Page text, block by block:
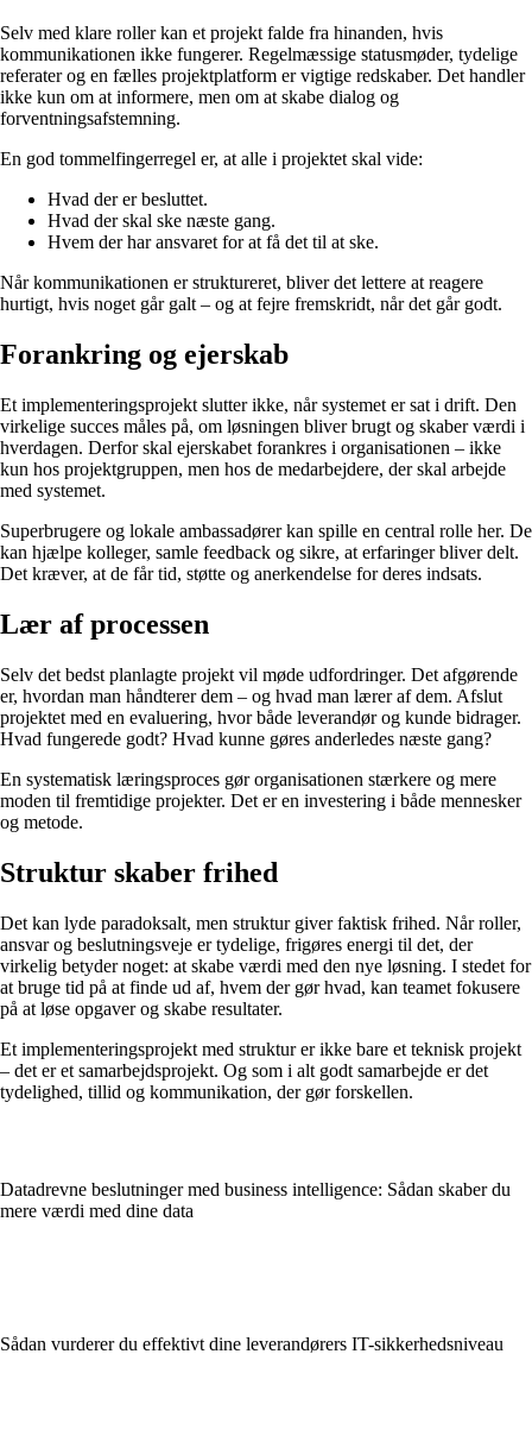
Selv med klare roller kan et projekt falde fra hinanden, hvis
kommunikationen ikke fungerer. Regelmæssige statusmøder, tydelige
referater og en fælles projektplatform er vigtige redskaber. Det handler
ikke kun om at informere, men om at skabe dialog og
forventningsafstemning.
En god tommelfingerregel er, at alle i projektet skal vide:
Hvad der er besluttet.
Hvad der skal ske næste gang.
Hvem der har ansvaret for at få det til at ske.
Når kommunikationen er struktureret, bliver det lettere at reagere
hurtigt, hvis noget går galt – og at fejre fremskridt, når det går godt.
Forankring og ejerskab
Et implementeringsprojekt slutter ikke, når systemet er sat i drift. Den
virkelige succes måles på, om løsningen bliver brugt og skaber værdi i
hverdagen. Derfor skal ejerskabet forankres i organisationen – ikke
kun hos projektgruppen, men hos de medarbejdere, der skal arbejde
med systemet.
Superbrugere og lokale ambassadører kan spille en central rolle her. De
kan hjælpe kolleger, samle feedback og sikre, at erfaringer bliver delt.
Det kræver, at de får tid, støtte og anerkendelse for deres indsats.
Lær af processen
Selv det bedst planlagte projekt vil møde udfordringer. Det afgørende
er, hvordan man håndterer dem – og hvad man lærer af dem. Afslut
projektet med en evaluering, hvor både leverandør og kunde bidrager.
Hvad fungerede godt? Hvad kunne gøres anderledes næste gang?
En systematisk læringsproces gør organisationen stærkere og mere
moden til fremtidige projekter. Det er en investering i både mennesker
og metode.
Struktur skaber frihed
Det kan lyde paradoksalt, men struktur giver faktisk frihed. Når roller,
ansvar og beslutningsveje er tydelige, frigøres energi til det, der
virkelig betyder noget: at skabe værdi med den nye løsning. I stedet for
at bruge tid på at finde ud af, hvem der gør hvad, kan teamet fokusere
på at løse opgaver og skabe resultater.
Et implementeringsprojekt med struktur er ikke bare et teknisk projekt
– det er et samarbejdsprojekt. Og som i alt godt samarbejde er det
tydelighed, tillid og kommunikation, der gør forskellen.
Datadrevne beslutninger med business intelligence: Sådan skaber du
mere værdi med dine data
Sådan vurderer du effektivt dine leverandørers IT-sikkerhedsniveau